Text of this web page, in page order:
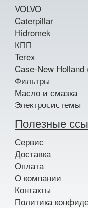
VOLVO
Caterpillar
Hidromek
КПП
Terex
Case-New Holland
Фильтры
Масло и смазка
Электросистемы
Полезные
Сервис
Доставка
Оплата
О компании
Контакты
Политика